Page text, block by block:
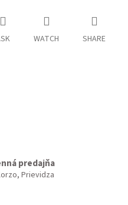
WATCH SHARE
predajňa
Prievidza